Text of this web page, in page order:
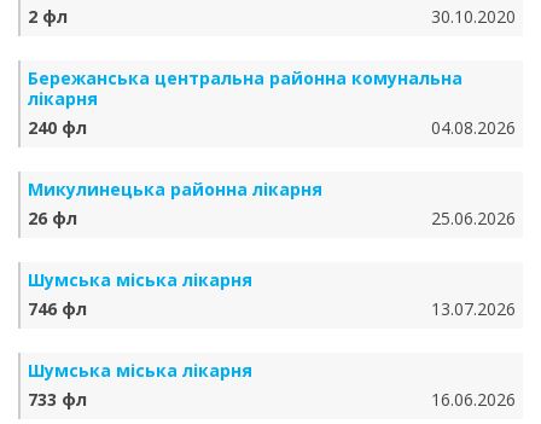
2 фл
30.10.2020
Бережанська центральна районна комунальна
лікарня
240 фл
04.08.2026
Микулинецька районна лікарня
26 фл
25.06.2026
Шумська міська лікарня
746 фл
13.07.2026
Шумська міська лікарня
733 фл
16.06.2026